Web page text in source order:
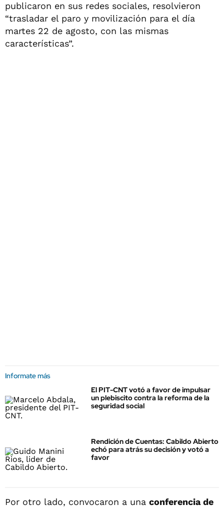
publicaron en sus redes sociales, resolvieron
“trasladar el paro y movilización para el día
martes 22 de agosto, con las mismas
características”.
Informate más
El PIT-CNT votó a favor de impulsar
un plebiscito contra la reforma de la
seguridad social
Rendición de Cuentas: Cabildo Abierto
echó para atrás su decisión y votó a
favor
Por otro lado, convocaron a una conferencia de